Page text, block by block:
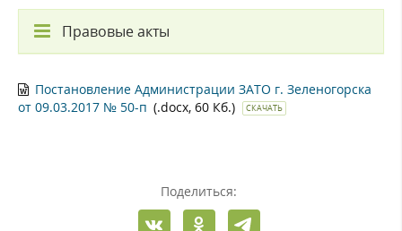
Правовые акты
Постановление Администрации ЗАТО г. Зеленогорска
от 09.03.2017 № 50-п (.docx, 60 Кб.) СКАЧАТЬ
Поделиться: